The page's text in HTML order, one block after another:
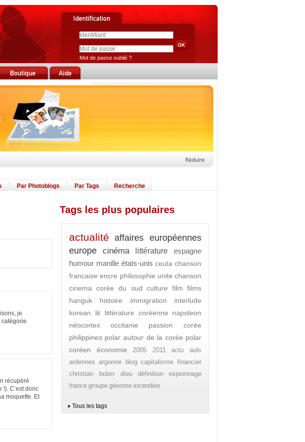
Mot de passe oublié ?
Par Photoblogs Par Tags Recherche
je
récupéré
C’est donc
moquette. Et
Tags les plus populaires
actualité affaires européennes
europe
cinéma littérature
espagne
humour manille états-unis ceuta chanson
francaise encre philosophie unite chanson
cinema
corée du sud culture film films
hanguk
histoire immigration
interlude
korean lit
littérature coréenne
napoleon
néocortex
occitanie
passion corée
philippines polar autour de la corée polar
coréen
économie 2005 2011 actu
aids
ardennes argonne blog capitalisme financier
christian bobin
dieu définition
espionnage
france groupe génome incendies
Tous les tags